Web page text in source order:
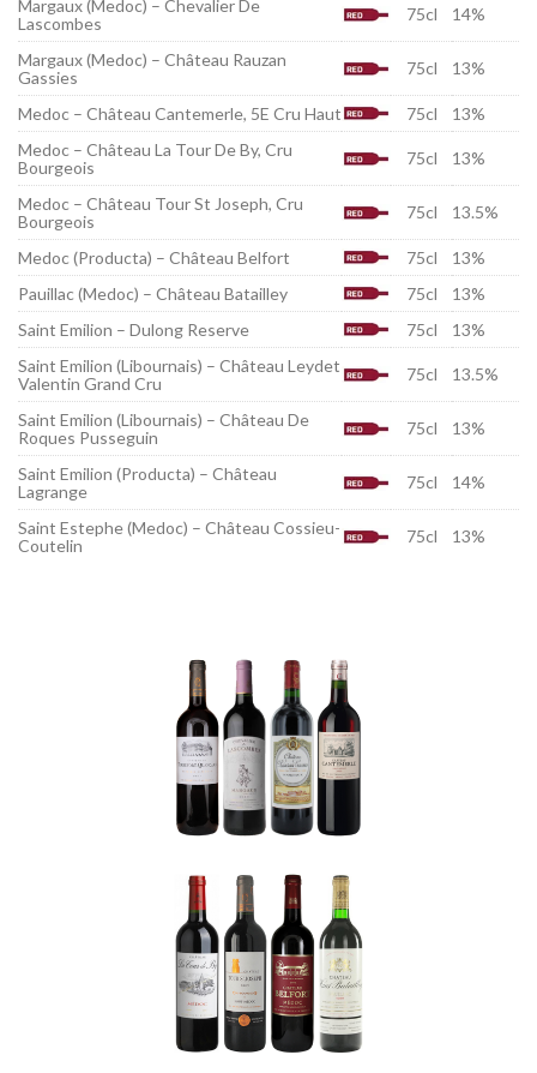
Margaux (Medoc) – Chevalier De
Lascombes
75cl 14%
Margaux (Medoc) – Château Rauzan
Gassies
75cl 13%
Medoc – Château Cantemerle, 5E Cru Haut 75cl
13%
Medoc – Château La Tour De By, Cru
Bourgeois
75cl 13%
Medoc – Château Tour St Joseph, Cru
Bourgeois
75cl 13.5%
Medoc (Producta) – Château Belfort 75cl
13%
Pauillac (Medoc) – Château Batailley
75cl
13%
Saint Emilion – Dulong Reserve
75cl
13%
Saint Emilion (Libournais) – Château Leydet
Valentin Grand Cru
75cl 13.5%
Saint Emilion (Libournais) – Château De
Roques Pusseguin
75cl 13%
Saint Emilion (Producta) – Château
Lagrange
75cl 14%
Saint Estephe (Medoc) – Château Cossieu-
Coutelin
75cl 13%